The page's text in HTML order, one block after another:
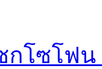
กโซโฟน